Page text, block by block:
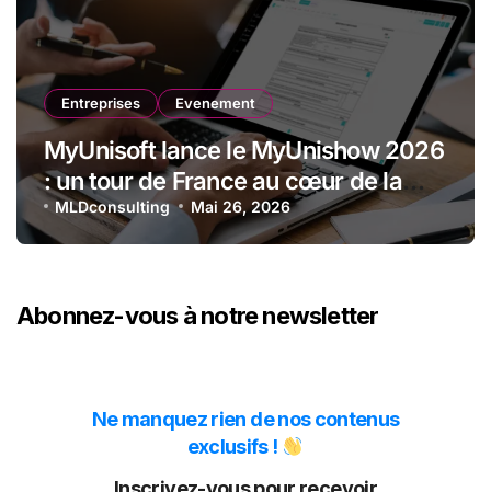
Entreprises Evenement
MyUnisoft lance le MyUnishow 2026
: un tour de France au cœur de la
transformation des cabinets
comptables
MLDconsulting Mai 26, 2026
Abonnez-vous à notre newsletter
Ne manquez rien de nos contenus
exclusifs !